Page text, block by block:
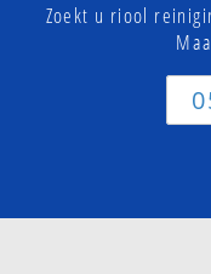
Zoekt u riool